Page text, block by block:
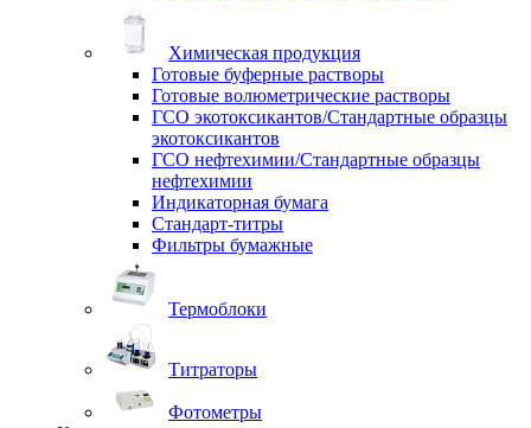
Химическая продукция
Готовые буферные растворы
Готовые волюметрические растворы
ГСО экотоксикантов/Стандартные образцы
экотоксикантов
ГСО нефтехимии/Стандартные образцы
нефтехимии
Индикаторная бумага
Стандарт-титры
Фильтры бумажные
Термоблоки
Титраторы
Фотометры